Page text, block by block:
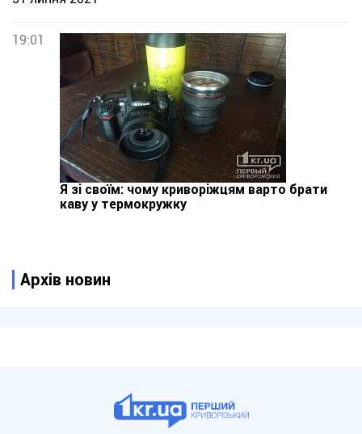
19:01
Я зі своїм: чому криворіжцям варто брати
каву у термокружку
Архів новин